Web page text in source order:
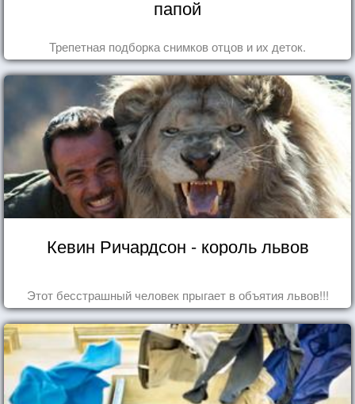
папой
Трепетная подборка снимков отцов и их деток.
Кевин Ричардсон - король львов
Этот бесстрашный человек прыгает в объятия львов!!!